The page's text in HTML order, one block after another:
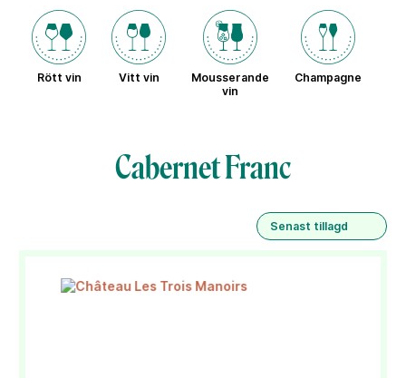
Rött vin Vitt vin
Mousserande
vin
Champagne
Cabernet Franc
Senast tillagd